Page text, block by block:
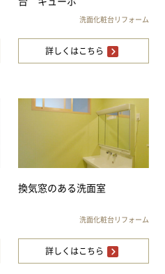
洗面化粧台リフォーム
詳しくはこちら
換気窓のある洗面室
洗面化粧台リフォーム
詳しくはこちら